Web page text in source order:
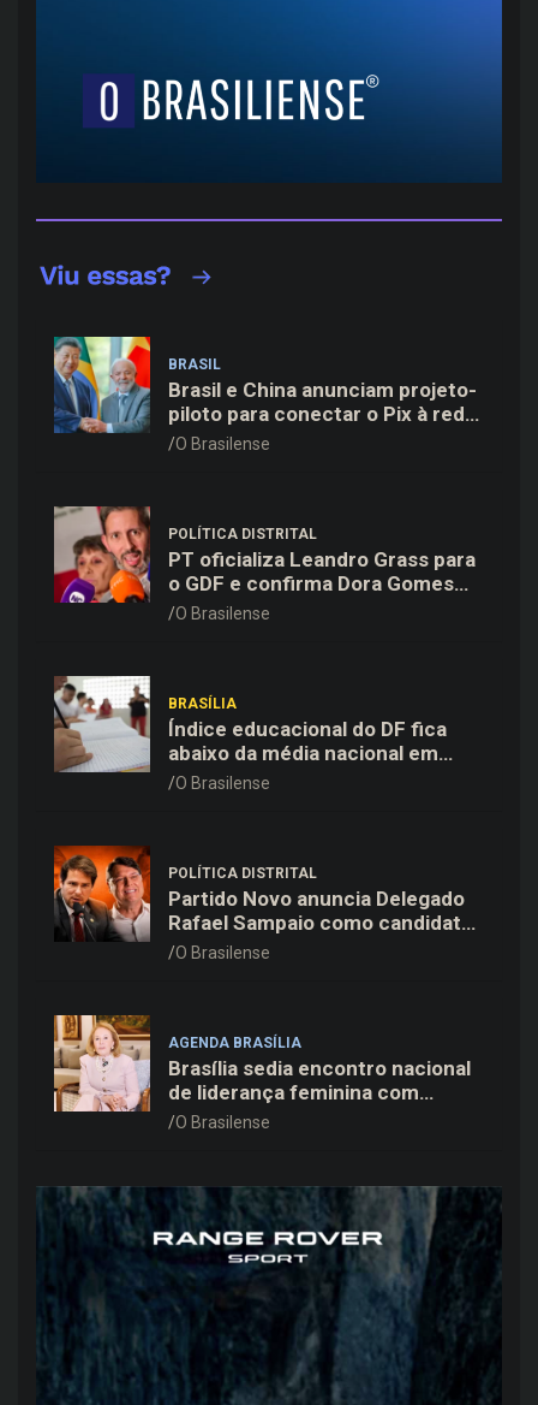
BRASIL
Brasil e China anunciam projeto-
piloto para conectar o Pix à rede
de pagamentos chinesa
O Brasilense
POLÍTICA DISTRITAL
PT oficializa Leandro Grass para
o GDF e confirma Dora Gomes
como vice na chapa majoritária
O Brasilense
BRASÍLIA
Índice educacional do DF fica
abaixo da média nacional em
todas as etapas de ensino,
O Brasilense
POLÍTICA DISTRITAL
Partido Novo anuncia Delegado
Rafael Sampaio como candidato
a vice-governador na chapa de
O Brasilense
AGENDA BRASÍLIA
Brasília sedia encontro nacional
de liderança feminina com
Janete Vaz, Carla Fonseca e
O Brasilense